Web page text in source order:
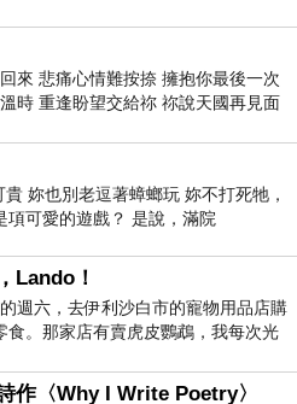
色畫布上揮灑、壓印與流淌
來 悲痛心情難按捺 擁抱你最後一次
時 重逢盼望交給祢 祢說天國再見面
離 他日靈魂再
妳也別老逗著蟑螂玩 妳不打死牠，
可愛的遊戲？ 是說，滿院
Lando！
週六，去伊利沙白市的寵物用品店購
食。那家店有賣虎皮鸚鵡，我每次光
下。他們偶爾會引進 C
作〈Why I Write Poetry〉